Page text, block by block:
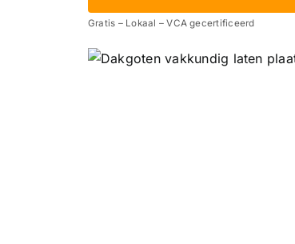
Gratis – Lokaal – VCA gecertificeerd